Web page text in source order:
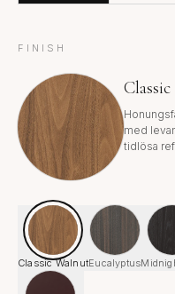
FINISH
med
tidlösa
Classic WalnutEucalyptus